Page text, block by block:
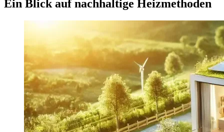
Ein Blick auf nachhaltige Heizmethoden